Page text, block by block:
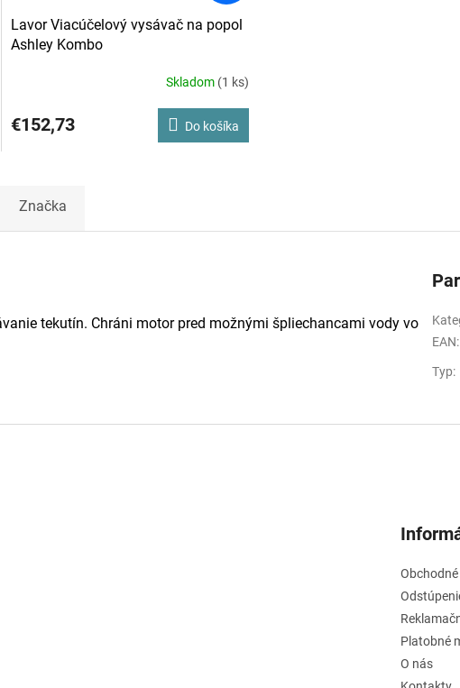
Lavor Viacúčelový vysávač na popol
Ashley Kombo
Skladom (1 ks)
€152,73 Do košíka
Značka
tekutín. Chráni motor pred možnými špliechancami vody vo
EAN:
Typ:
Platobné
O nás